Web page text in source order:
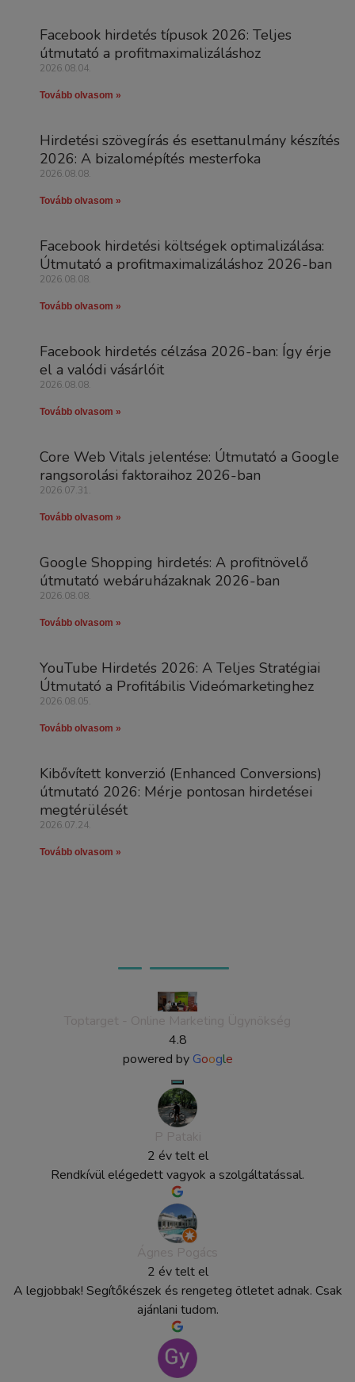
Facebook hirdetés típusok 2026: Teljes
útmutató a profitmaximalizáláshoz
2026.08.04.
Tovább olvasom »
Hirdetési szövegírás és esettanulmány készítés
2026: A bizalomépítés mesterfoka
2026.08.08.
Tovább olvasom »
Facebook hirdetési költségek optimalizálása:
Útmutató a profitmaximalizáláshoz 2026-ban
2026.08.08.
Tovább olvasom »
Facebook hirdetés célzása 2026-ban: Így érje
el a valódi vásárlóit
2026.08.08.
Tovább olvasom »
Core Web Vitals jelentése: Útmutató a Google
rangsorolási faktoraihoz 2026-ban
2026.07.31.
Tovább olvasom »
Google Shopping hirdetés: A profitnövelő
útmutató webáruházaknak 2026-ban
2026.08.08.
Tovább olvasom »
YouTube Hirdetés 2026: A Teljes Stratégiai
Útmutató a Profitábilis Videómarketinghez
2026.08.05.
Tovább olvasom »
Kibővített konverzió (Enhanced Conversions)
útmutató 2026: Mérje pontosan hirdetései
megtérülését
2026.07.24.
Tovább olvasom »
4.8
powered by Google
2 év telt el
Rendkívül elégedett vagyok a szolgáltatással.
2 év telt el
A legjobbak! Segítőkészek és rengeteg ötletet adnak. Csak
ajánlani tudom.